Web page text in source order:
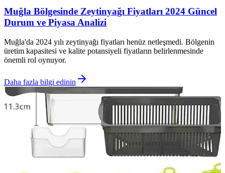
Muğla Bölgesinde Zeytinyağı Fiyatları 2024 Güncel
Durum ve Piyasa Analizi
Muğla'da 2024 yılı zeytinyağı fiyatları henüz netleşmedi. Bölgenin
üretim kapasitesi ve kalite potansiyeli fiyatların belirlenmesinde
önemli rol oynuyor.
Daha fazla bilgi edinin